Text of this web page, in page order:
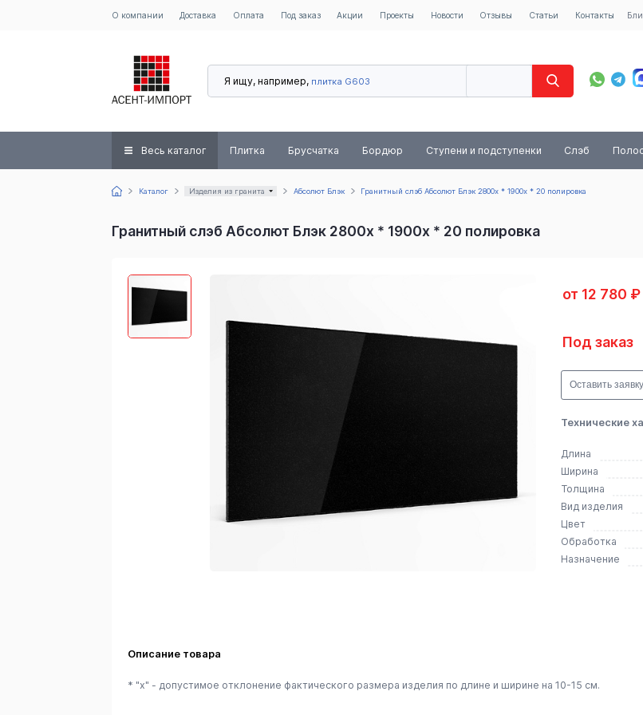
О компании Доставка Оплата Под заказ Акции Проекты Новости Отзывы Статьи Контакты
Я ищу, например, плитка G603
Весь каталог Плитка Брусчатка Бордюр Ступени и подступенки Слэб
Каталог Изделия из гранита Абсолют Блэк Гранитный слэб Абсолют Блэк 2800х * 1900х * 20 полировка
Гранитный слэб Абсолют Блэк 2800х * 1900х * 20 полировка
от 12 780 ₽
Под заказ
Оставить заявку
Технические
Длина
Ширина
Толщина
Вид изделия
Цвет
Обработка
Назначение
Описание товара
* "x" - допустимое отклонение фактического размера изделия по длине и ширине на 10-15 см.